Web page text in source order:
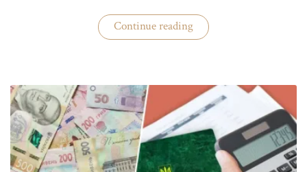
Continue reading«Одесская
чиновница